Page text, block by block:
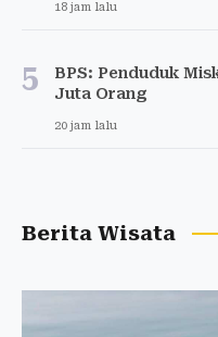
18 jam lalu
5
BPS: Penduduk
Juta Orang
20 jam lalu
Berita Wisata